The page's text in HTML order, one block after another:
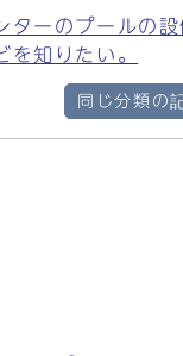
ターのプールの設
を知りたい。
同じ分類の